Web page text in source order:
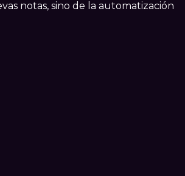
notas, sino de la automatización